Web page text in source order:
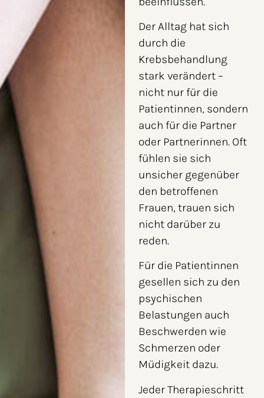
Der Alltag hat sich
durch die
Krebsbehandlung
stark verändert –
nicht nur für die
Patientinnen, sondern
auch für die Partner
oder Partnerinnen. Oft
fühlen sie sich
unsicher gegenüber
den betroffenen
Frauen, trauen sich
nicht darüber zu
reden.
Für die Patientinnen
gesellen sich zu den
psychischen
Belastungen auch
Beschwerden wie
Schmerzen oder
Müdigkeit dazu.
Jeder Therapieschritt